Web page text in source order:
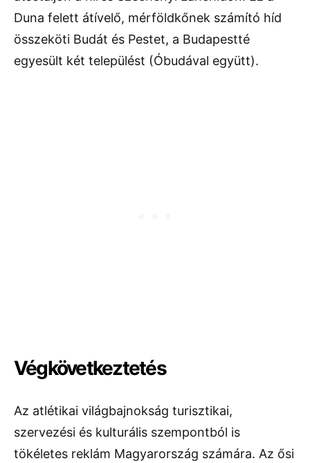
Duna felett átívelő, mérföldkőnek számító híd
összeköti Budát és Pestet, a Budapestté
egyesült két települést (Óbudával együtt).
Végkövetkeztetés
Az atlétikai világbajnokság turisztikai,
szervezési és kulturális szempontból is
tökéletes reklám Magyarország számára. Az ősi